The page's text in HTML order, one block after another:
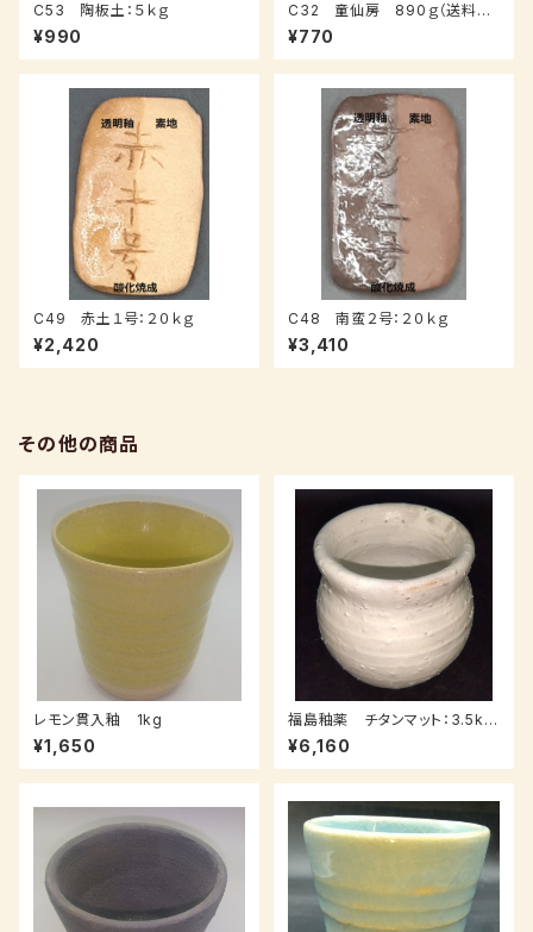
C53 陶板土：５ｋｇ
¥990
C32 童仙房 890ｇ（送料込
み：クロネコパケット）
¥770
C49 赤土１号：２０ｋｇ
¥2,420
C48 南蛮２号：２０ｋｇ
¥3,410
その他の商品
レモン貫入釉 1kg
¥1,650
福島釉薬 チタンマット：3.5kｇ
（送料込み：レターパックプラス）
¥6,160